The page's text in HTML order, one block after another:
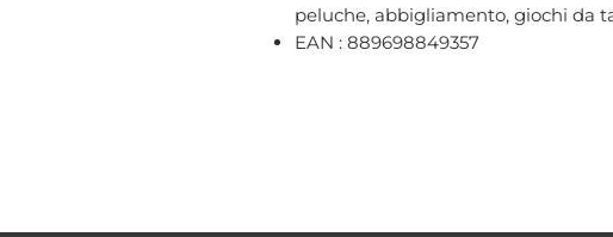
peluche, abbigliamento, giochi da
EAN : 889698849357